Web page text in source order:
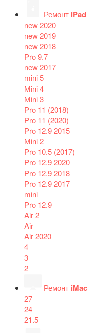
Ремонт iPad
new 2020
new 2019
new 2018
Pro 9.7
new 2017
mini 5
Mini 4
Mini 3
Pro 11 (2018)
Pro 11 (2020)
Pro 12.9 2015
Mini 2
Pro 10.5 (2017)
Pro 12.9 2020
Pro 12.9 2018
Pro 12.9 2017
mini
Pro 12.9
Air 2
Air
Air 2020
4
3
2
Ремонт iMac
27
24
21.5